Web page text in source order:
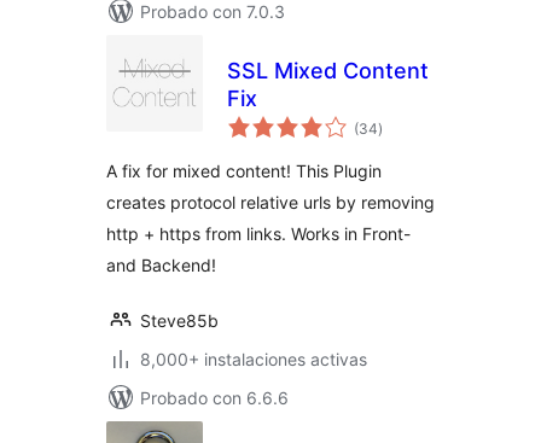
Probado con 7.0.3
SSL Mixed Content
Fix
(34total
de
)
A fix for mixed content! This Plugin
creates protocol relative urls by removing
http + https from links. Works in Front-
and Backend!
Steve85b
8,000+ instalaciones activas
Probado con 6.6.6